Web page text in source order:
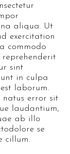
aliqua. Ut
exercitation
commodo
sint
in culpa
laborum.
natus error sit
laudantium,
ab illo
se
cillum.